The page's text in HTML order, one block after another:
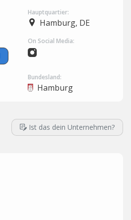
Hauptquartier:
Hamburg, DE
On Social Media:
Bundesland:
Hamburg
Ist das dein Unternehmen?